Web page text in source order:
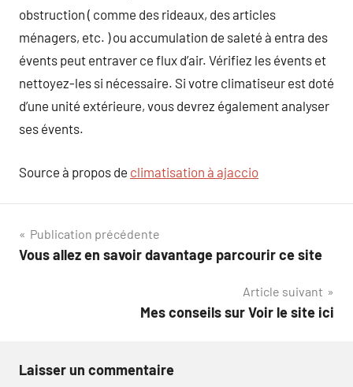
obstruction ( comme des rideaux, des articles
ménagers, etc. ) ou accumulation de saleté à entra des
évents peut entraver ce flux d’air. Vérifiez les évents et
nettoyez-les si nécessaire. Si votre climatiseur est doté
d’une unité extérieure, vous devrez également analyser
ses évents.
Source à propos de climatisation à ajaccio
Navigation
de
Publication précédente
Vous allez en savoir davantage parcourir ce site
Article suivant
Mes conseils sur Voir le site ici
Laisser un commentaire